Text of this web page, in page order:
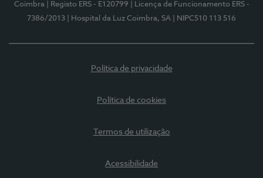
Coimbra
| Registo ERS - E120799
| Licença de Funcionamento ERS -
7386/2013
| Hospital da Luz Coimbra, SA | NIPC510 113 516
Política de privacidade
Política de cookies
Termos de utilização
Acessibilidade